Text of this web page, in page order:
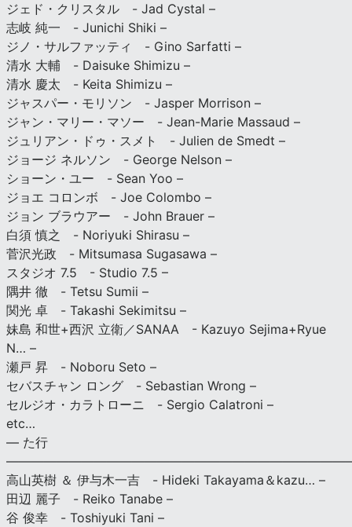
ジェド・クリスタル - Jad Cystal –
志岐 純一 - Junichi Shiki –
ジノ・サルファッティ - Gino Sarfatti –
清水 大輔 - Daisuke Shimizu –
清水 慶太 - Keita Shimizu –
ジャスパー・モリソン - Jasper Morrison –
ジャン・マリー・マソー - Jean-Marie Massaud –
ジュリアン・ドゥ・スメト - Julien de Smedt –
ジョージ ネルソン - George Nelson –
ショーン・ユー - Sean Yoo –
ジョエ コロンボ - Joe Colombo –
ジョン ブラウアー - John Brauer –
白須 慎之 - Noriyuki Shirasu –
菅沢光政 - Mitsumasa Sugasawa –
スタジオ 7.5 - Studio 7.5 –
隅井 徹 - Tetsu Sumii –
関光 卓 - Takashi Sekimitsu –
妹島 和世+西沢 立衛／SANAA - Kazuyo Sejima+Ryue
N… –
瀬戸 昇 - Noboru Seto –
セバスチャン ロング - Sebastian Wrong –
セルジオ・カラトローニ - Sergio Calatroni –
etc…
— た行
高山英樹 ＆ 伊与木一吉 - Hideki Takayama＆kazu… –
田辺 麗子 - Reiko Tanabe –
谷 俊幸 - Toshiyuki Tani –